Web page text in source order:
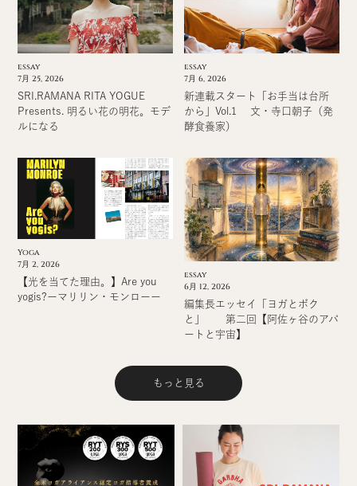
essay
7月 25, 2026
SRI.RAMANA RITA YOGUE
Presents. 明るい花の明花。モデ
ルになる
essay
7月 6, 2026
新連載スタート「お手当は台所
から」Vol.1 文・寺口朝子（発
酵食養家）
Yoga
7月 2, 2026
【光を当てた理由。】Are you
yogis?ーマリリン・モンローー
essay
6月 12, 2026
編集長エッセイ「ヨガとボク
と」 第二回【阿佐ヶ谷のアパ
ートと宇宙】
もっと見る